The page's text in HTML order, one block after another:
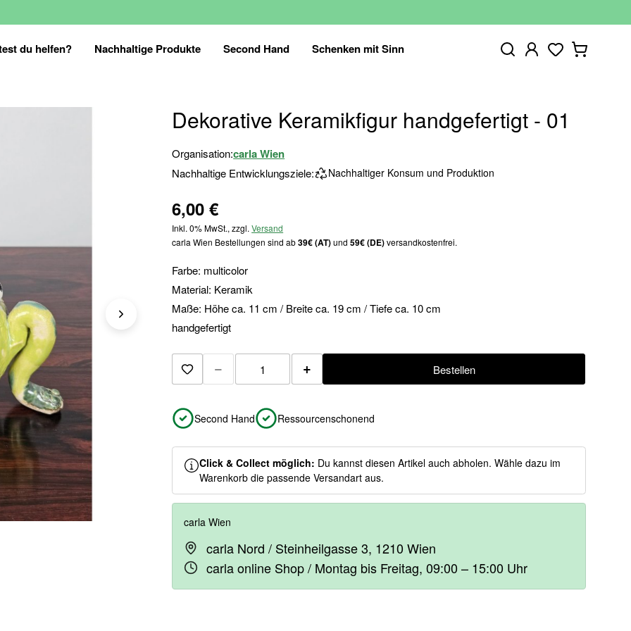
du helfen? Nachhaltige Produkte Second Hand Schenken mit Sinn
Dekorative Keramikfigur handgefertigt - 01
Organisation:carla Wien
Nachhaltige Entwicklungsziele: Nachhaltiger Konsum und Produktion
6,00 €
Inkl. 0% MwSt., zzgl.Versand
carla Wien Bestellungen sind ab39€ (AT)und59€ (DE)versandkostenfrei.
Farbe: multicolor
Material: Keramik
Maße: Höhe ca. 11 cm / Breite ca. 19 cm / Tiefe ca. 10 cm
handgefertigt
Zur Merkliste hinzufügen
− + Bestellen
Second Hand Ressourcenschonend
Click & Collect möglich: Du kannst diesen Artikel auch abholen. Wähle dazu im
Warenkorb die passende Versandart aus.
carla Wien
carla Nord / Steinheilgasse 3, 1210 Wien
carla online Shop / Montag bis Freitag, 09:00 – 15:00 Uhr